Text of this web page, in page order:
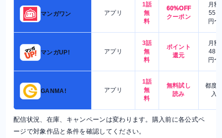
マンガワン アプリ
1話
無
料
60%OFF
クーポン
月額
550
円〜
マンガUP! アプリ
3話
無
料
ポイント
還元
月額
480
円〜
GANMA! アプリ
1話
無
料
無料試し
読み
都度
入
配信状況、在庫、キャンペーンは変わります。購入前に各公式ペ
ージで対象作品と条件を確認してください。